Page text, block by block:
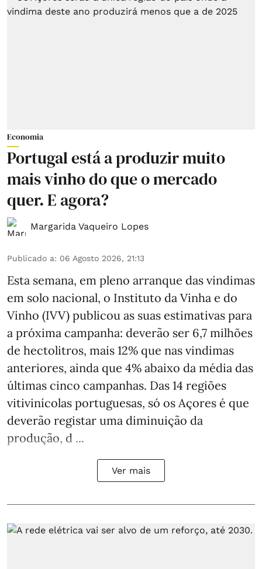
Economia
Portugal está a produzir muito
mais vinho do que o mercado
quer. E agora?
Margarida Vaqueiro Lopes
Publicado a: 06 Agosto 2026, 21:13
Esta semana, em pleno arranque das vindimas
em solo nacional, o Instituto da Vinha e do
Vinho (IVV) publicou as suas estimativas para
a próxima campanha: deverão ser 6,7 milhões
de hectolitros, mais 12% que nas vindimas
anteriores, ainda que 4% abaixo da média das
últimas cinco campanhas. Das 14 regiões
vitivinícolas portuguesas, só os Açores é que
deverão registar uma diminuição da
produção, d ...
Ver mais